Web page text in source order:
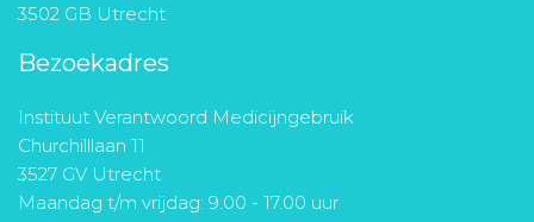
3502 GB Utrecht
Bezoekadres
Instituut Verantwoord Medicijngebruik
Churchilllaan 11
3527 GV Utrecht
Maandag t/m vrijdag: 9.00 - 17.00 uur